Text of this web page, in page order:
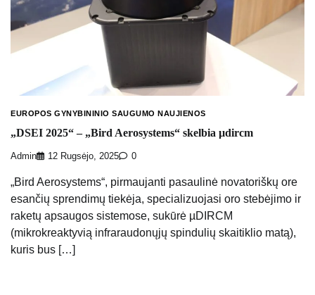
EUROPOS GYNYBININIO SAUGUMO NAUJIENOS
„DSEI 2025“ – „Bird Aerosystems“ skelbia µdircm
Admin 12 Rugsėjo, 2025 0
„Bird Aerosystems“, pirmaujanti pasaulinė novatoriškų ore
esančių sprendimų tiekėja, specializuojasi oro stebėjimo ir
raketų apsaugos sistemose, sukūrė µDIRCM
(mikrokreaktyvią infraraudonųjų spindulių skaitiklio matą),
kuris bus […]